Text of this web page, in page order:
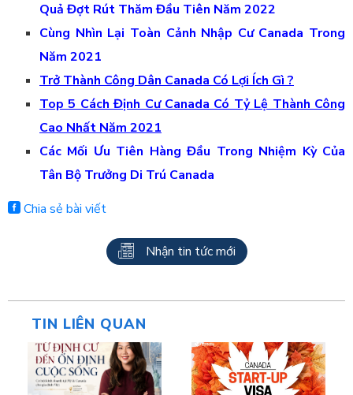
Quả Đợt Rút Thăm Đầu Tiên Năm 2022
Cùng Nhìn Lại Toàn Cảnh Nhập Cư Canada Trong
Năm 2021
Trở Thành Công Dân Canada Có Lợi Ích Gì ?
Top 5 Cách Định Cư Canada Có Tỷ Lệ Thành Công
Cao Nhất Năm 2021
Các Mối Ưu Tiên Hàng Đầu Trong Nhiệm Kỳ Của
Tân Bộ Trưởng Di Trú Canada
Chia sẻ bài viết
Nhận tin tức mới
TIN LIÊN QUAN